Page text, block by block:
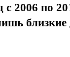
2006 по
близкие